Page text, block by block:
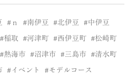
ｎ 南伊豆 北伊豆 中伊豆
稲取 河津町 西伊豆町 松崎町
熱海市 沼津市 三島市 清水町
イベント モデルコース